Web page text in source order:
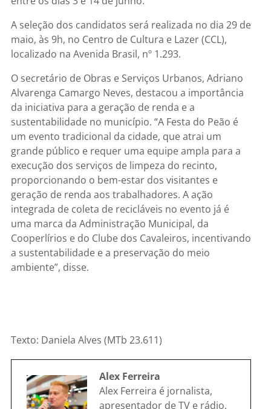
A seleção dos candidatos será realizada no dia 29 de
maio, às 9h, no Centro de Cultura e Lazer (CCL),
localizado na Avenida Brasil, nº 1.293.
O secretário de Obras e Serviços Urbanos, Adriano
Alvarenga Camargo Neves, destacou a importância
da iniciativa para a geração de renda e a
sustentabilidade no município. “A Festa do Peão é
um evento tradicional da cidade, que atrai um
grande público e requer uma equipe ampla para a
execução dos serviços de limpeza do recinto,
proporcionando o bem-estar dos visitantes e
geração de renda aos trabalhadores. A ação
integrada de coleta de recicláveis no evento já é
uma marca da Administração Municipal, da
Cooperlírios e do Clube dos Cavaleiros, incentivando
a sustentabilidade e a preservação do meio
ambiente”, disse.
Texto: Daniela Alves (MTb 23.611)
Alex Ferreira
Alex Ferreira é jornalista,
apresentador de TV e rádio,